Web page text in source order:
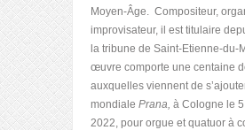
Moyen-Âge. Compositeur,
improvisateur, il est titulaire
la tribune de Saint-Etienne-du-
œuvre comporte une centaine
auxquelles viennent de
mondiale Prana, à Cologne le
2022, pour orgue et quatuor à